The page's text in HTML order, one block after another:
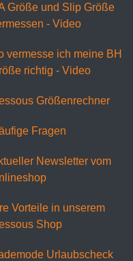
Größe und Slip Größe
- Video
vermesse ich meine BH
richtig - Video
Größenrechner
Fragen
Newsletter vom
Vorteile in unserem
Shop
Urlaubscheck